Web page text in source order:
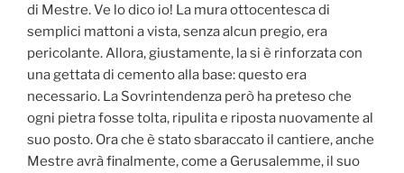
di Mestre. Ve lo dico io! La mura ottocentesca di
semplici mattoni a vista, senza alcun pregio, era
pericolante. Allora, giustamente, la si è rinforzata con
una gettata di cemento alla base: questo era
necessario. La Sovrintendenza però ha preteso che
ogni pietra fosse tolta, ripulita e riposta nuovamente al
suo posto. Ora che è stato sbaraccato il cantiere, anche
Mestre avrà finalmente, come a Gerusalemme, il suo